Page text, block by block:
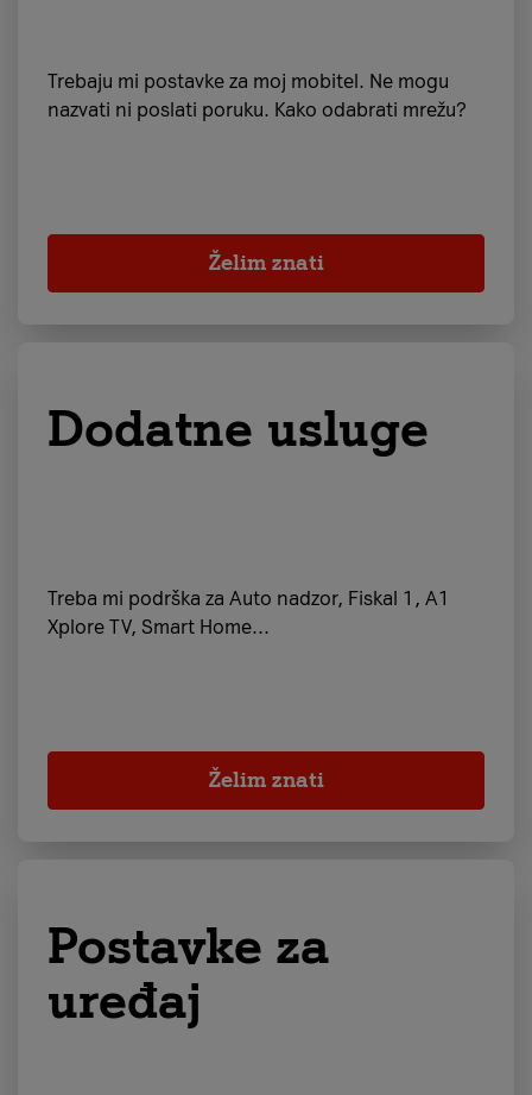
Trebaju mi postavke za moj mobitel. Ne mogu
nazvati ni poslati poruku. Kako odabrati mrežu?
Želim znati
Dodatne usluge
Treba mi podrška za Auto nadzor, Fiskal 1, A1
Xplore TV, Smart Home...
Želim znati
Postavke za
uređaj